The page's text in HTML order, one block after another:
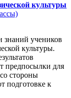
культуры
знаний учеников
культуры.
предпосылки для
стороны
подготовке к